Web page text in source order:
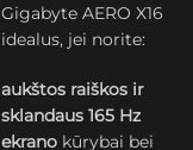
Gigabyte AERO X16
idealus, jei norite:
aukštos raiškos ir
sklandaus 165 Hz
ekrano kūrybai bei